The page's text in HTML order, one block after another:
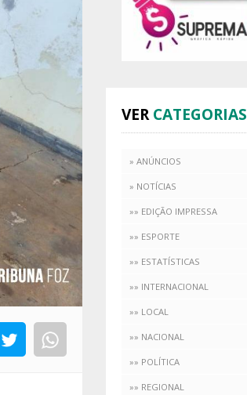
VERCATEGORIAS
» ANÚNCIOS
» NOTÍCIAS
»» EDIÇÃO IMPRESSA
»» ESPORTE
»» ESTATÍSTICAS
»» INTERNACIONAL
»» LOCAL
»» NACIONAL
»» POLÍTICA
»» REGIONAL